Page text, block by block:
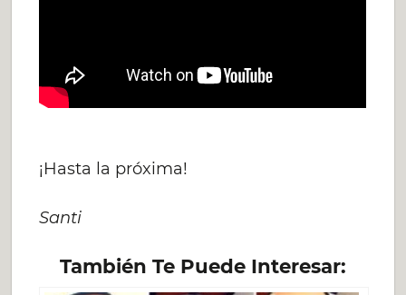
¡Hasta la próxima!
Santi
También Te Puede Interesar: